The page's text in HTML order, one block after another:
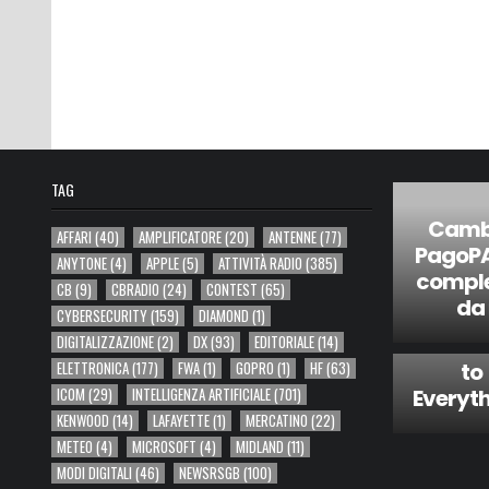
TAG
AFFARI (40) AMPLIFICATORE(20) ANTENNE(77)
ANYTONE(4) APPLE(5) ATTIVITÀ RADIO (385)
CB (9) CBRADIO (24) CONTEST (65)
CYBERSECURITY(159) DIAMOND (1)
DIGITALIZZAZIONE(2) DX(93) EDITORIALE(14)
ELETTRONICA(177) FWA(1) GOPRO (1) HF(63)
ICOM (29) INTELLIGENZA ARTIFICIALE(701)
KENWOOD (14) LAFAYETTE(1) MERCATINO (22)
METEO (4) MICROSOFT (4) MIDLAND (11)
MODI DIGITALI (46) NEWSRSGB (100)
via
to